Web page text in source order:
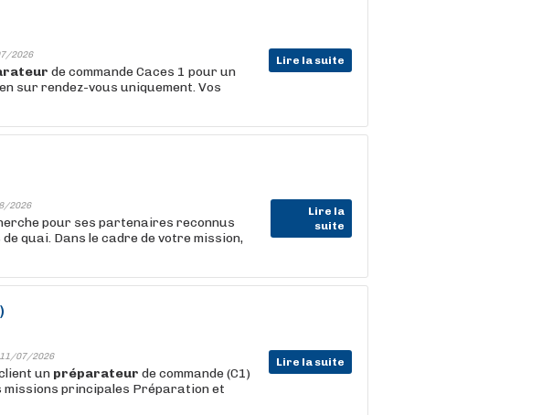
2026 Lire la suite
de commande Caces 1 pour un
sur rendez-vous uniquement. Vos
2026
Lire la
suite
pour ses partenaires reconnus
quai. Dans le cadre de votre mission,
11/07/2026 Lire la suite
un préparateur de commande (C1)
missions principales Préparation et